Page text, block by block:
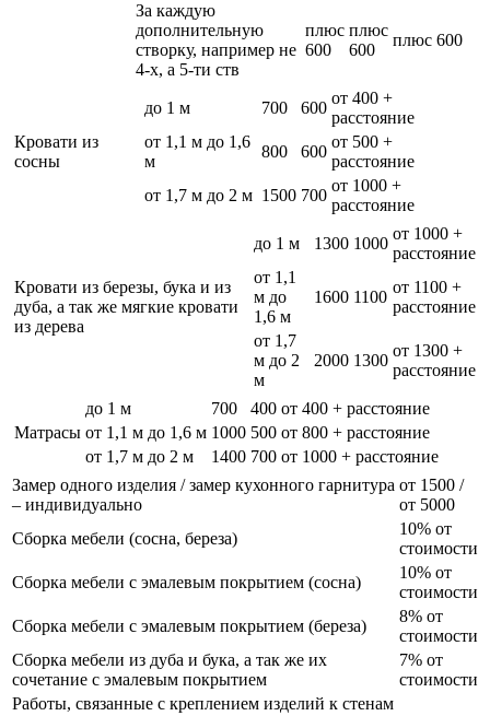
За каждую
дополнительную
створку, например не
4-х, а 5-ти ств
плюс
600
плюс
600
плюс 600
Кровати из
сосны
до 1 м 700 600
от 400 +
расстояние
от 1,1 м до 1,6
м
800 600
от 500 +
расстояние
от 1,7 м до 2 м 1500 700
от 1000 +
расстояние
Кровати из березы, бука и из
дуба, а так же мягкие кровати
из дерева
до 1 м 1300 1000
от 1000 +
расстояние
от 1,1
м до
1,6 м
1600 1100
от 1100 +
расстояние
от 1,7
м до 2
м
2000 1300
от 1300 +
расстояние
Матрасы
до 1 м 700 400 от 400 + расстояние
от 1,1 м до 1,6 м 1000 500 от 800 + расстояние
от 1,7 м до 2 м
1400 700 от 1000 + расстояние
Замер одного изделия / замер кухонного гарнитура
– индивидуально
от 1500 /
от 5000
Сборка мебели (сосна, береза)
10% от
стоимости
Сборка мебели с эмалевым покрытием (сосна)
10% от
стоимости
Сборка мебели с эмалевым покрытием (береза)
8% от
стоимости
Сборка мебели из дуба и бука, а так же их
сочетание с эмалевым покрытием
7% от
стоимости
Работы, связанные с креплением изделий к стенам